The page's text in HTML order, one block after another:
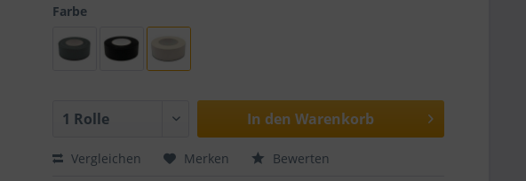
Farbe
In den Warenkorb
Vergleichen Merken Bewerten